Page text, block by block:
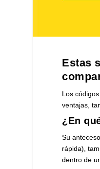
Estas
Los
ventajas,
¿En
Su
rápida),
dentro de